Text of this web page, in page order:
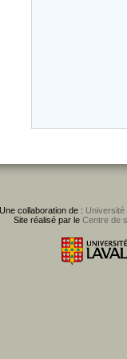
Une collaboration de : Université
Site réalisé par le Centre de